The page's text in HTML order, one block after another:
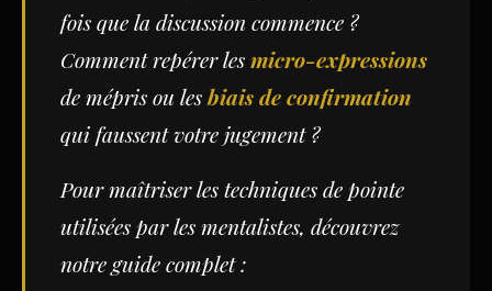
fois que la discussion commence ?
Comment repérer lesmicro-expressions
de mépris ou lesbiais de confirmation
qui faussent votre jugement ?
Pour maîtriser les techniques de pointe
utilisées par les mentalistes, découvrez
notre guide complet :